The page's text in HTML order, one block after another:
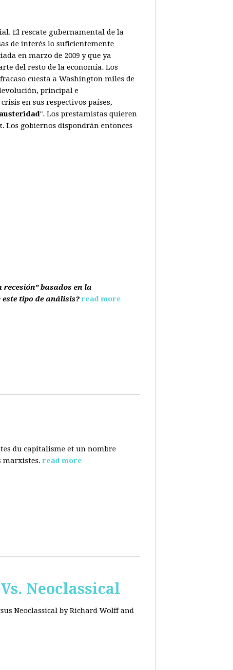
El rescate gubernamental de la
de interés lo suficientemente
en marzo de 2009 y que ya
del resto de la economía. Los
cuesta a Washington miles de
principal e
en sus respectivos países,
austeridad". Los prestamistas quieren
Los gobiernos dispondrán entonces
basados en la
este tipo de análisis? read more
du capitalisme et un nombre
marxistes. read more
Neoclassical
Neoclassical by Richard Wolff and